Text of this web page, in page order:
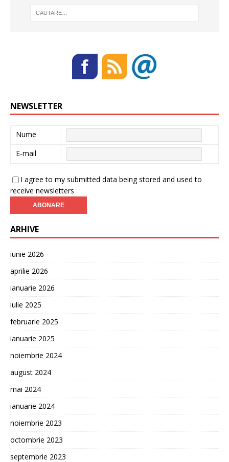
NEWSLETTER
Nume
E-mail
I agree to my submitted data being stored and used to
receive newsletters
ARHIVE
iunie 2026
aprilie 2026
ianuarie 2026
iulie 2025
februarie 2025
ianuarie 2025
noiembrie 2024
august 2024
mai 2024
ianuarie 2024
noiembrie 2023
octombrie 2023
septembrie 2023